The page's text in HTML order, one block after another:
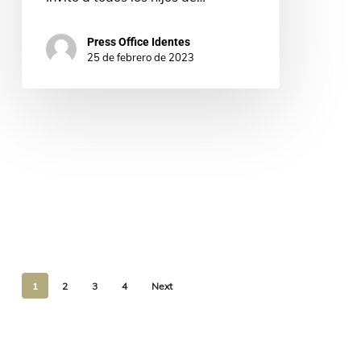
Press Office Identes
25 de febrero de 2023
1 2 3 4 Next